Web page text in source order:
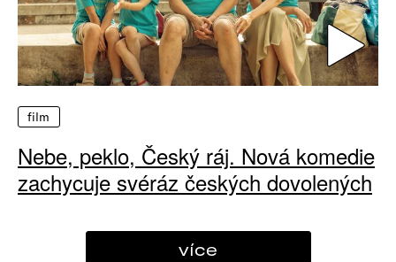
film
Nebe, peklo, Český ráj. Nová komedie
zachycuje svéráz českých dovolených
více